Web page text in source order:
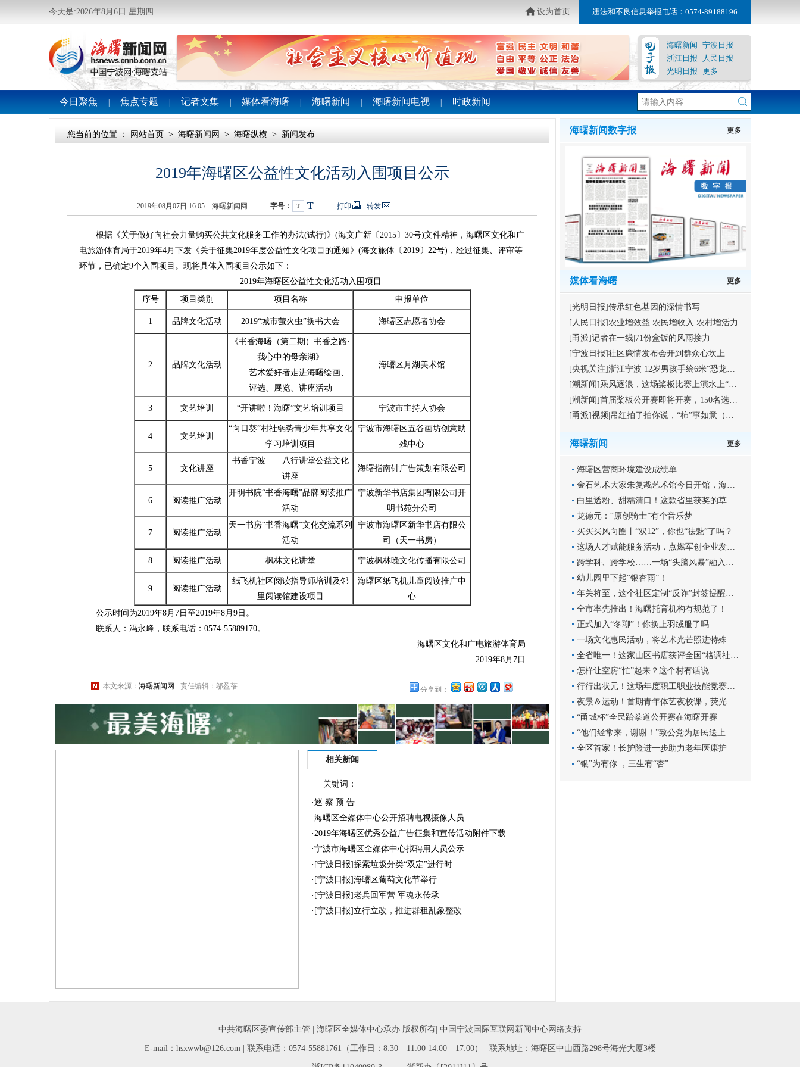
今天是:2026年8月6日 星期四 设为首页 违法和不良信息举报电话：0574-89188196
海曙新闻 宁波日报
浙江日报
人民日报
光明日报 更多
今日聚焦 焦点专题 记者文集 媒体看海曙 海曙新闻 海曙新闻电视 时政新闻
您当前的位置 ： 网站首页 > 海曙新闻网 > 海曙纵横 > 新闻发布
2019年海曙区公益性文化活动入围项目公示
2019年08月07日 16:05 海曙新闻网 字号： T T 打印 转发
根据《关于做好向社会力量购买公共文化服务工作的办法(试行)》(海文广新〔2015〕30号)文件精神，海曙区文化和广
电旅游体育局于2019年4月下发《关于征集2019年度公益性文化项目的通知》(海文旅体〔2019〕22号)，经过征集、评审等
环节，已确定9个入围项目。现将具体入围项目公示如下：
2019年海曙区公益性文化活动入围项目
序号
项目类别 项目名称 申报单位
1 品牌文化活动 2019“城市萤火虫”换书大会 海曙区志愿者协会
2 品牌文化活动
《书香海曙（第二期）书香之路·
我心中的母亲湖》
——艺术爱好者走进海曙绘画、
评选、展览、讲座活动
海曙区月湖美术馆
3 文艺培训 “开讲啦！海曙”文艺培训项目 宁波市主持人协会
4 文艺培训
“向日葵”村社弱势青少年共享文化
学习培训项目
宁波市海曙区五谷画坊创意助
残中心
5 文化讲座
书香宁波——八行讲堂公益文化
讲座
海曙指南针广告策划有限公司
6 阅读推广活动
开明书院“书香海曙”品牌阅读推广
活动
宁波新华书店集团有限公司开
明书苑分公司
7 阅读推广活动
天一书房“书香海曙”文化交流系列
活动
宁波市海曙区新华书店有限公
司（天一书房）
8 阅读推广活动 枫林文化讲堂 宁波枫林晚文化传播有限公司
9 阅读推广活动
纸飞机社区阅读指导师培训及邻
里阅读馆建设项目
海曙区纸飞机儿童阅读推广中
心
公示时间为2019年8月7日至2019年8月9日。
联系人：冯永峰，联系电话：0574-55889170。
海曙区文化和广电旅游体育局
2019年8月7日
本文来源： 海曙新闻网 责任编辑：邬盈蓓 分享到：
相关新闻
关键词：
·巡 察 预 告
·海曙区全媒体中心公开招聘电视摄像人员
·2019年海曙区优秀公益广告征集和宣传活动附件下载
·宁波市海曙区全媒体中心拟聘用人员公示
· [宁波日报]探索垃圾分类“双定”进行时
· [宁波日报]海曙区葡萄文化节举行
· [宁波日报]老兵回军营 军魂永传承
· [宁波日报]立行立改，推进群租乱象整改
海曙新闻数字报 更多
媒体看海曙 更多
[光明日报]传承红色基因的深情书写
[人民日报]农业增效益 农民增收入 农村增活力
[甬派]记者在一线|71份盒饭的风雨接力
[宁波日报]社区廉情发布会开到群众心坎上
[央视关注]浙江宁波 12岁男孩手绘6米“恐龙版”《清明上河图》
[潮新闻]乘风逐浪，这场桨板比赛上演水上“速度与激情”
[潮新闻]首届桨板公开赛即将开赛，150名选手竞逐海曙集士港水域
[甬派]视频|吊红拍了拍你说，“柿”事如意（福利）
海曙新闻 更多
海曙区营商环境建设成绩单
金石艺术大家朱复戡艺术馆今日开馆，海曙再添文化新地标
白里透粉、甜糯清口！这款省里获奖的草莓你尝过吗？
龙德元：“原创骑士”有个音乐梦
买买买风向圈丨“双12”，你也“祛魅”了吗？
这场人才赋能服务活动，点燃军创企业发展新引擎
跨学科、跨学校……一场“头脑风暴”融入学科实践
幼儿园里下起“银杏雨”！
年关将至，这个社区定制“反诈”封签提醒群众守好钱袋子
全市率先推出！海曙托育机构有规范了！
正式加入“冬聊”！你换上羽绒服了吗
一场文化惠民活动，将艺术光芒照进特殊孩子的世界
全省唯一！这家山区书店获评全国“格调社区店”
怎样让空房“忙”起来？这个村有话说
行行出状元！这场年度职工职业技能竞赛圆满收官
夜景＆运动！首期青年体艺夜校课，荧光青年漫跑罗城
“甬城杯”全民跆拳道公开赛在海曙开赛
“他们经常来，谢谢！”致公党为居民送上暖心服务
全区首家！长护险进一步助力老年医康护
“银”为有你 ，三生有“杏”
中共海曙区委宣传部主管 | 海曙区全媒体中心承办 版权所有| 中国宁波国际互联网新闻中心网络支持
E-mail：hsxwwb@126.com | 联系电话：0574-55881761（工作日：8:30—11:00 14:00—17:00） | 联系地址：海曙区中山西路298号海光大厦3楼